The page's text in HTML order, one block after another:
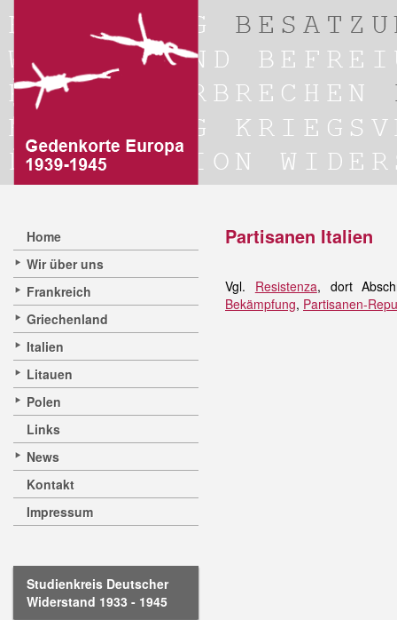
Home
Wir über uns
Frankreich
Griechenland
Italien
Litauen
Polen
Links
News
Kontakt
Impressum
Studienkreis Deutscher
Widerstand 1933 - 1945
Partisanen Italien
Vgl. Resistenza, dort
Bekämpfung, Partisanen-